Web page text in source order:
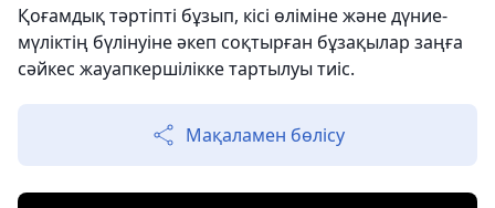
Қоғамдық тәртіпті бұзып, кісі өліміне және дүние-
мүліктің бүлінуіне әкеп соқтырған бұзақылар заңға
сәйкес жауапкершілікке тартылуы тиіс.
Мақаламен бөлісу